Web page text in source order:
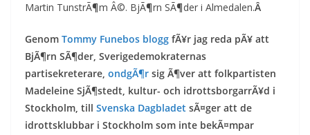
Martin TunstrÃ¶m Â©. BjÃ¶rn SÃ¶der i Almedalen.Â
Genom Tommy Funebos blogg fÃ¥r jag reda pÃ¥ att
BjÃ¶rn SÃ¶der, Sverigedemokraternas
partisekreterare, ondgÃ¶r sig Ã¶ver att folkpartisten
Madeleine SjÃ¶stedt, kultur- och idrottsborgarrÃ¥d i
Stockholm, till Svenska Dagbladet sÃ¤ger att de
idrottsklubbar i Stockholm som inte bekÃ¤mpar